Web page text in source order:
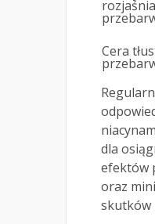
Cera
dla
efektów
oraz
skutków